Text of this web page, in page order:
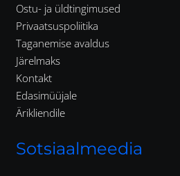
Ostu- ja üldtingimused
Privaatsuspoliitika
Taganemise avaldus
Järelmaks
Kontakt
Edasimüüjale
Ärikliendile
Sotsiaalmeedia